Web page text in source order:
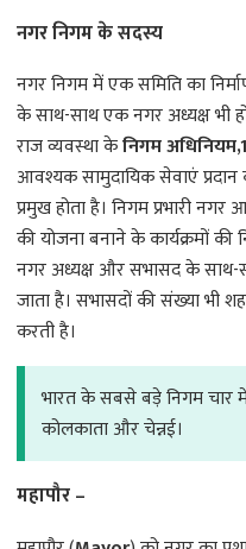
नगर निगम के सदस्य
नगर निगम में एक समिति का
के साथ-साथ एक नगर अध्यक्ष भी
राज व्यवस्था केनिगम
आवश्यक सामुदायिक सेवाएं प्रदान
प्रमुख होता है। निगम प्रभारी
की योजना बनाने के कार्यक्रमों की
नगर अध्यक्ष और सभासद के साथ-
जाता है। सभासदों की संख्या भी
करती है।
भारत के सबसे बड़े निगम चार
कोलकाता और चेन्नई।
महापौर –